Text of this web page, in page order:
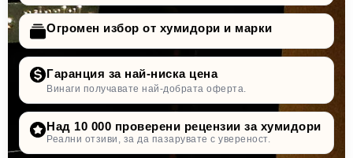
Огромен избор от хумидори и марки
Гаранция за най-ниска цена
Винаги получавате най-добрата оферта.
Над 10 000 проверени рецензии за хумидори
Реални отзиви, за да пазарувате с увереност.